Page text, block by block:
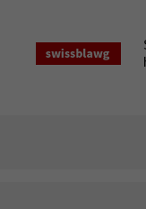
springen